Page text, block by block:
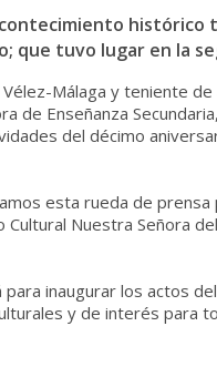
histórico
que tuvo lugar en la
Málaga y teniente
Enseñanza
del décimo
esta rueda de
Nuestra Señora
inaugurar los actos
y de interés para